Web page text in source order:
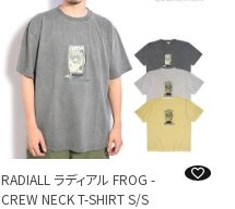
RADIALL ラディアル FROG -
CREW NECK T-SHIRT S/S